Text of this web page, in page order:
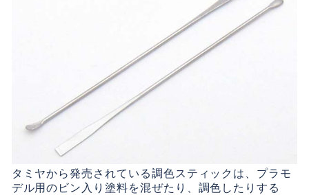
タミヤから発売されている調色スティックは、プラモ
デル用のビン入り塗料を混ぜたり、調色したりする